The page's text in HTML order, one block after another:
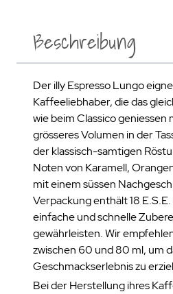
Beschreibung
Der illy Espresso Lungo
Kaffeeliebhaber, die das
wie beim Classico geniessen
grösseres Volumen in der
der klassisch-samtigen
Noten von Karamell,
mit einem süssen
Verpackung enthält 18
einfache und schnelle
gewährleisten. Wir
zwischen 60 und 80 ml, um
Geschmackserlebnis zu
Bei der Herstellung ihres